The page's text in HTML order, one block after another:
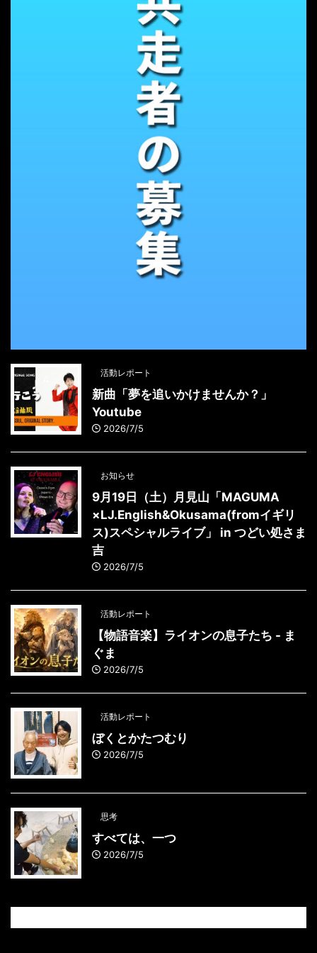
活動レポート
新曲「夢を追いかけませんか？」
Youtube
2026/7/5
お知らせ
9月19日（土）月見山「MAGUMA
×LJ.English&Okusama(fromイギリ
ス)スペシャルライブ」 in つどい処さま
吉
2026/7/5
活動レポート
【物語音楽】ライオンの息子たち - ま
ぐま
2026/7/5
活動レポート
ぼくとかたつむり
2026/7/5
思考
すべては、一つ
2026/7/5